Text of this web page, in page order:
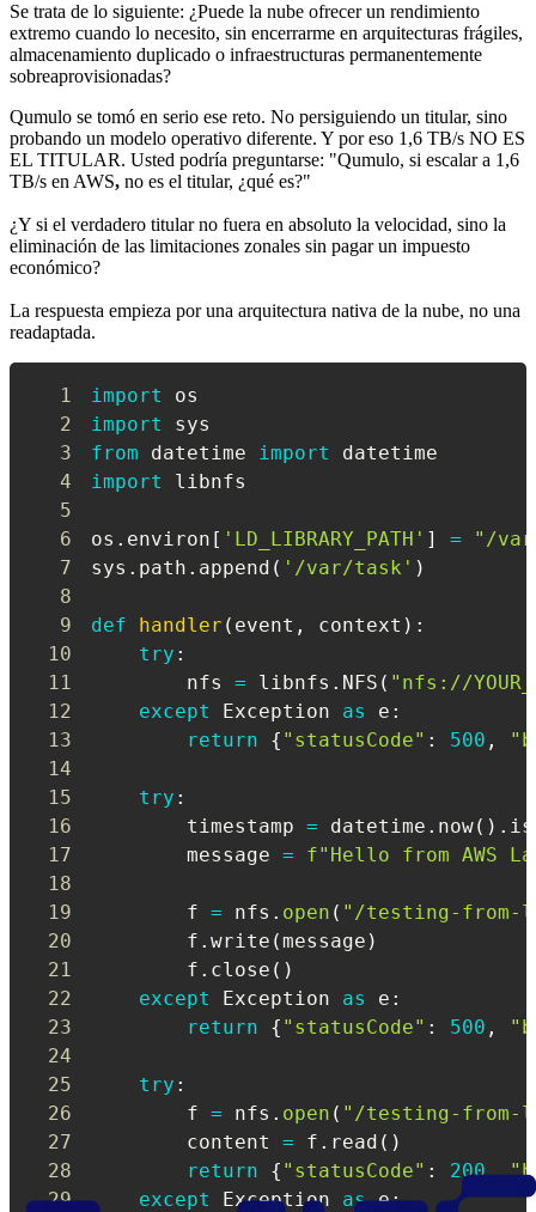
Se trata de lo siguiente: ¿Puede la nube ofrecer un rendimiento
extremo cuando lo necesito, sin encerrarme en arquitecturas frágiles,
almacenamiento duplicado o infraestructuras permanentemente
sobreaprovisionadas?
Qumulo se tomó en serio ese reto. No persiguiendo un titular, sino
probando un modelo operativo diferente. Y por eso 1,6 TB/s NO ES
EL TITULAR. Usted podría preguntarse: "Qumulo, si escalar a 1,6
TB/s en AWS, no es el titular, ¿qué es?"
¿Y si el verdadero titular no fuera en absoluto la velocidad, sino la
eliminación de las limitaciones zonales sin pagar un impuesto
económico?
La respuesta empieza por una arquitectura nativa de la nube, no una
readaptada.
1 import
2
import
3
from datetime import
4
import
5
6
os . environ [ 'LD_LIBRARY_PATH' ] =
"/
7
sys . path . append ( '/var/task' )
8
9
def handler ( event , context ) :
10
try :
11
        nfs
= libnfs . NFS ( "nfs://
12
except Exception as e :
13
return { "statusCode" : 500 ,
14
15
try :
16
        timestamp
= datetime . now( ) .
17
        message
=
f"Hello from AWS
18
19
        f
= nfs . open ( "/testing-from-
20
        f
. write (message )
21
        f
. close ( )
22
except Exception as e :
23
return { "statusCode" : 500 ,
24
25
try :
26
        f
= nfs . open ( "/testing-from-
27
        content
= f . read ( )
28
return { "statusCode" : 200,
29
except Exception as e: